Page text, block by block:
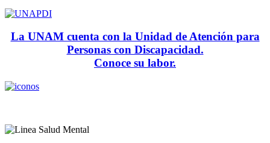
La UNAM cuenta con la Unidad de Atención para
Personas con Discapacidad.
Conoce su labor.